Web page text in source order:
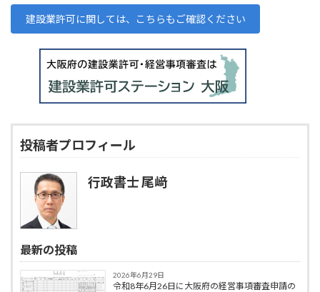
建設業許可に関しては、こちらもご確認ください
投稿者プロフィール
行政書士 尾﨑
最新の投稿
2026年6月29日
令和8年6月26日に大阪府の経営事項審査申請の